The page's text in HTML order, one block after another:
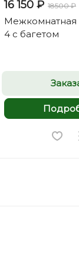
16 150 ₽ 18500 ₽
Межкомнатная
4 с багетом